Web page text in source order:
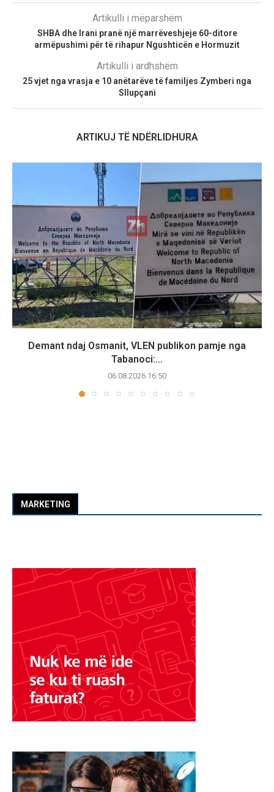
Artikulli i mëparshëm
SHBA dhe Irani pranë një marrëveshjeje 60-ditore
armëpushimi për të rihapur Ngushticën e Hormuzit
Artikulli i ardhshëm
25 vjet nga vrasja e 10 anëtarëve të familjes Zymberi nga
Sllupçani
ARTIKUJ TË NDËRLIDHURA
Demant ndaj Osmanit, VLEN publikon pamje nga
Tabanoci:...
06.08.2026 16:50
MARKETING